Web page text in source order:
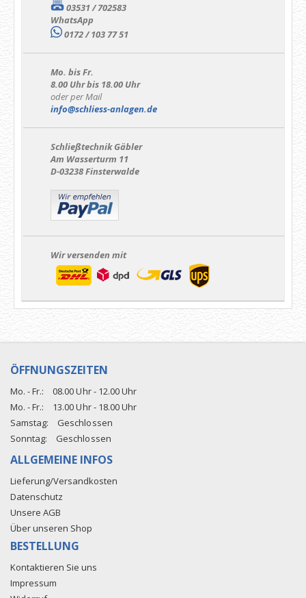
03531 / 702583
WhatsApp
0172 / 103 77 51
Mo. bis Fr.
8.00 Uhr bis 18.00 Uhr
oder per Mail
info@schliess-anlagen.de
Schließtechnik Gäbler
Am Wasserturm 11
D-03238 Finsterwalde
Wir versenden mit
ÖFFNUNGSZEITEN
Mo. - Fr.:
08.00 Uhr - 12.00 Uhr
Mo. - Fr.:
13.00 Uhr - 18.00 Uhr
Samstag:
Geschlossen
Sonntag:
Geschlossen
ALLGEMEINE INFOS
Lieferung/Versandkosten
Datenschutz
Unsere AGB
Über unseren Shop
BESTELLUNG
Kontaktieren Sie uns
Impressum